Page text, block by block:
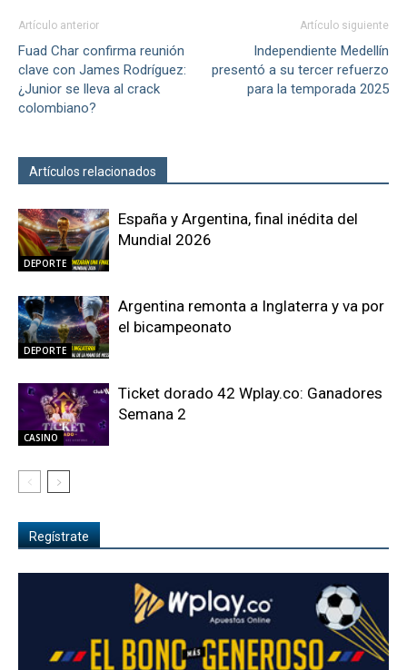
Artículo anterior
Fuad Char confirma reunión
clave con James Rodríguez:
¿Junior se lleva al crack
colombiano?
Artículo siguiente
Independiente Medellín
presentó a su tercer refuerzo
para la temporada 2025
Artículos relacionados
DEPORTE
España y Argentina, final inédita del
Mundial 2026
DEPORTE
Argentina remonta a Inglaterra y va por
el bicampeonato
CASINO
Ticket dorado 42 Wplay.co: Ganadores
Semana 2
Regístrate